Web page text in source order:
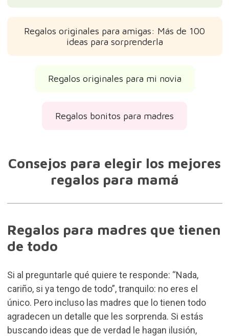
Regalos originales para amigas: Más de 100
ideas para sorprenderla
Regalos originales para mi novia
Regalos bonitos para madres
Consejos para elegir los mejores
regalos para mamá
Regalos para madres que tienen
de todo
Si al preguntarle qué quiere te responde: “Nada,
cariño, si ya tengo de todo”, tranquilo: no eres el
único. Pero incluso las madres que lo tienen todo
agradecen un detalle que les sorprenda. Si estás
buscando ideas que de verdad le hagan ilusión,